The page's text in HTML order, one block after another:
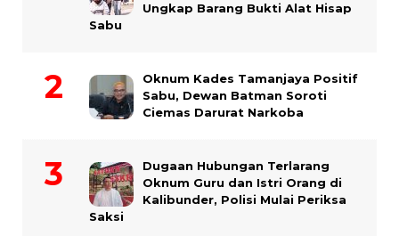
Ungkap Barang Bukti Alat Hisap
Sabu
Oknum Kades Tamanjaya Positif
Sabu, Dewan Batman Soroti
Ciemas Darurat Narkoba
Dugaan Hubungan Terlarang
Oknum Guru dan Istri Orang di
Kalibunder, Polisi Mulai Periksa
Saksi